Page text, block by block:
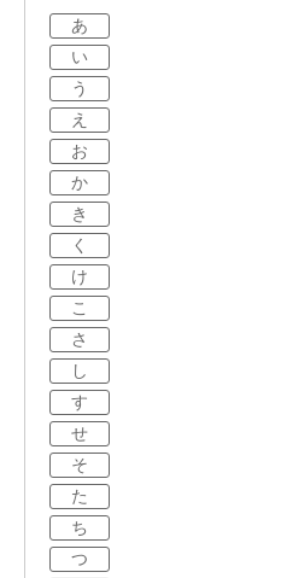
あ
い
う
え
お
か
き
く
け
こ
さ
し
す
せ
そ
た
ち
つ